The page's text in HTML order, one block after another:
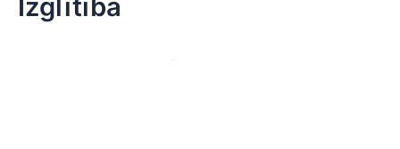
Izglītība